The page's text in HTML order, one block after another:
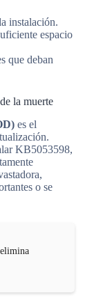
instalación.
espacio
que deban
la muerte
es el
KB5053598,
o se